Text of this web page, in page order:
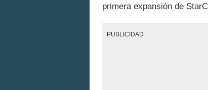
primera expansión de
PUBLICIDAD